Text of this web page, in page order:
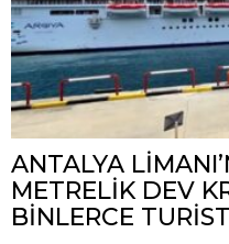
ANTALYA
METRELİK DEV
BİNLERCE